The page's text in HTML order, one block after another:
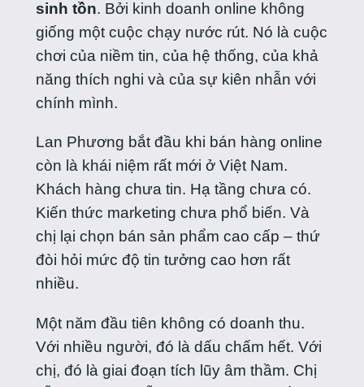
sinh tồn. Bởi kinh doanh online không
giống một cuộc chạy nước rút. Nó là cuộc
chơi của niềm tin, của hệ thống, của khả
năng thích nghi và của sự kiên nhẫn với
chính mình.
Lan Phương bắt đầu khi bán hàng online
còn là khái niệm rất mới ở Việt Nam.
Khách hàng chưa tin. Hạ tầng chưa có.
Kiến thức marketing chưa phổ biến. Và
chị lại chọn bán sản phẩm cao cấp – thứ
đòi hỏi mức độ tin tưởng cao hơn rất
nhiều.
Một năm đầu tiên không có doanh thu.
Với nhiều người, đó là dấu chấm hết. Với
chị, đó là giai đoạn tích lũy âm thầm. Chị